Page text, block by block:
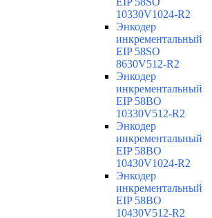
10330V1024-R2
Энкодер
инкрементальный
EIP 58SO
8630V512-R2
Энкодер
инкрементальный
EIP 58BO
10330V512-R2
Энкодер
инкрементальный
EIP 58BO
10430V1024-R2
Энкодер
инкрементальный
EIP 58BO
10430V512-R2